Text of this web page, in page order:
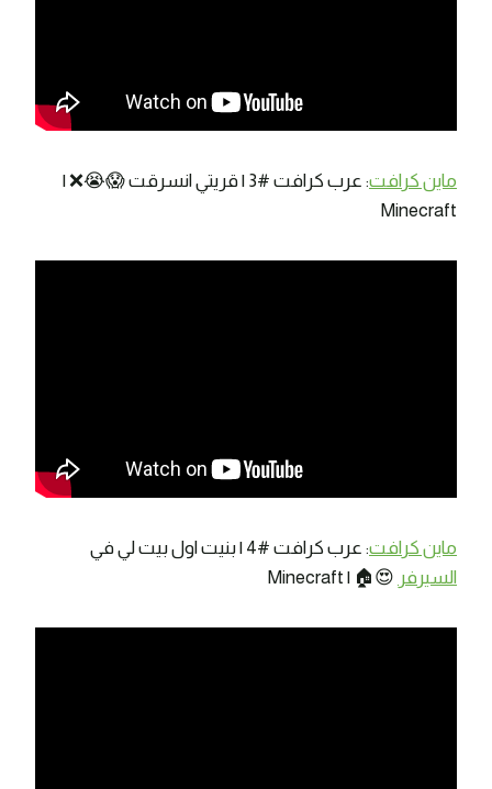
ماين كرافت
: عرب كرافت #3 | قريتي انسرقت 😱😭❌ |
Minecraft
ماين كرافت: عرب كرافت #4 | بنيت اول بيت لي في
السيرفر 😍🏠 | Minecraft